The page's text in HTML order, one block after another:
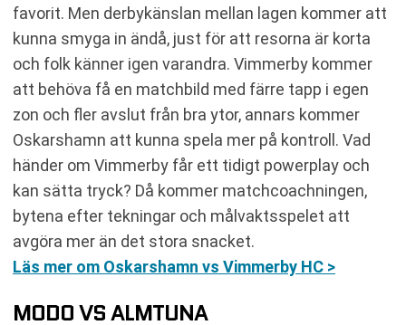
favorit. Men derbykänslan mellan lagen kommer att
kunna smyga in ändå, just för att resorna är korta
och folk känner igen varandra. Vimmerby kommer
att behöva få en matchbild med färre tapp i egen
zon och fler avslut från bra ytor, annars kommer
Oskarshamn att kunna spela mer på kontroll. Vad
händer om Vimmerby får ett tidigt powerplay och
kan sätta tryck? Då kommer matchcoachningen,
bytena efter tekningar och målvaktsspelet att
avgöra mer än det stora snacket.
Läs mer om Oskarshamn vs Vimmerby HC >
MODO VS ALMTUNA